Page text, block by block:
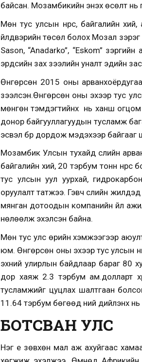
байсан. Мозамбикийн энэхүү өсөлт
Мөн тyc улсын нүүрс, байгалийн
үйлдвэрийн төсөл болох Мозал
Sason, “Anadarko”, “Eskom”
эрдсийн зах зээлийн уналт эдийн
Өнгөрсөн 2015 оны
зээлсэн.Өнгөрсөн оны эхээр тус
мөнгөн тэмдэгтийнх нь ханш
донор байгууллагуудын тусламж
эсвэл бүр дордож мэдэхээр
Мозамбик Улсын тухайд сүүлийн
байгалийн хий, 20 тэрбум тонн
тус улсын уул уурхай,
оруулалт татжээ. Гэвч сүүлийн
мянган дотоодын компанийн үйл
нөлөөлж эхэлсэн байна.
Мөн тус улс өрийн хэмжээгээр
юм. Өнгөрсөн оны эхээр тус улсын
эхний улирлын байдлаар бараг 80
дор хаяж 2.3 тэрбум ам.долларт
тусламжийг цуцлах шалтгаан
11.64 тэрбум бөгөөд үүний дийлэнх
БОТСВАН УЛС
Нэг үе зөвхөн мал аж ахуйгаас